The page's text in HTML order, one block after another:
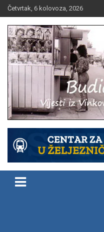
Skip
to
content
Četvrtak, 6 kolovoza, 2026
Budica.info